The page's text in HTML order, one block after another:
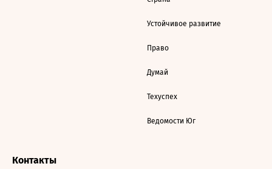
Устойчивое развитие
Право
Думай
Техуспех
Ведомости Юг
Контакты